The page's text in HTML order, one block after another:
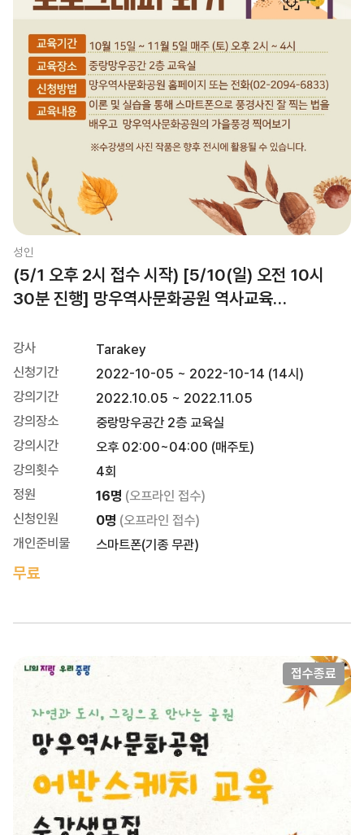
성인
(5/1 오후 2시 접수 시작) [5/10(일) 오전 10시
30분 진행] 망우역사문화공원 역사교육
강사
Tarakey
신청기간
2022-10-05 ~ 2022-10-14 (14시)
강의기간
2022.10.05 ~ 2022.11.05
강의장소
중랑망우공간 2층 교육실
강의시간
오후 02:00~04:00 (매주토)
강의횟수
4회
정원
16명 (오프라인 접수)
신청인원
0명 (오프라인 접수)
개인준비물
스마트폰(기종 무관)
무료
접수종료